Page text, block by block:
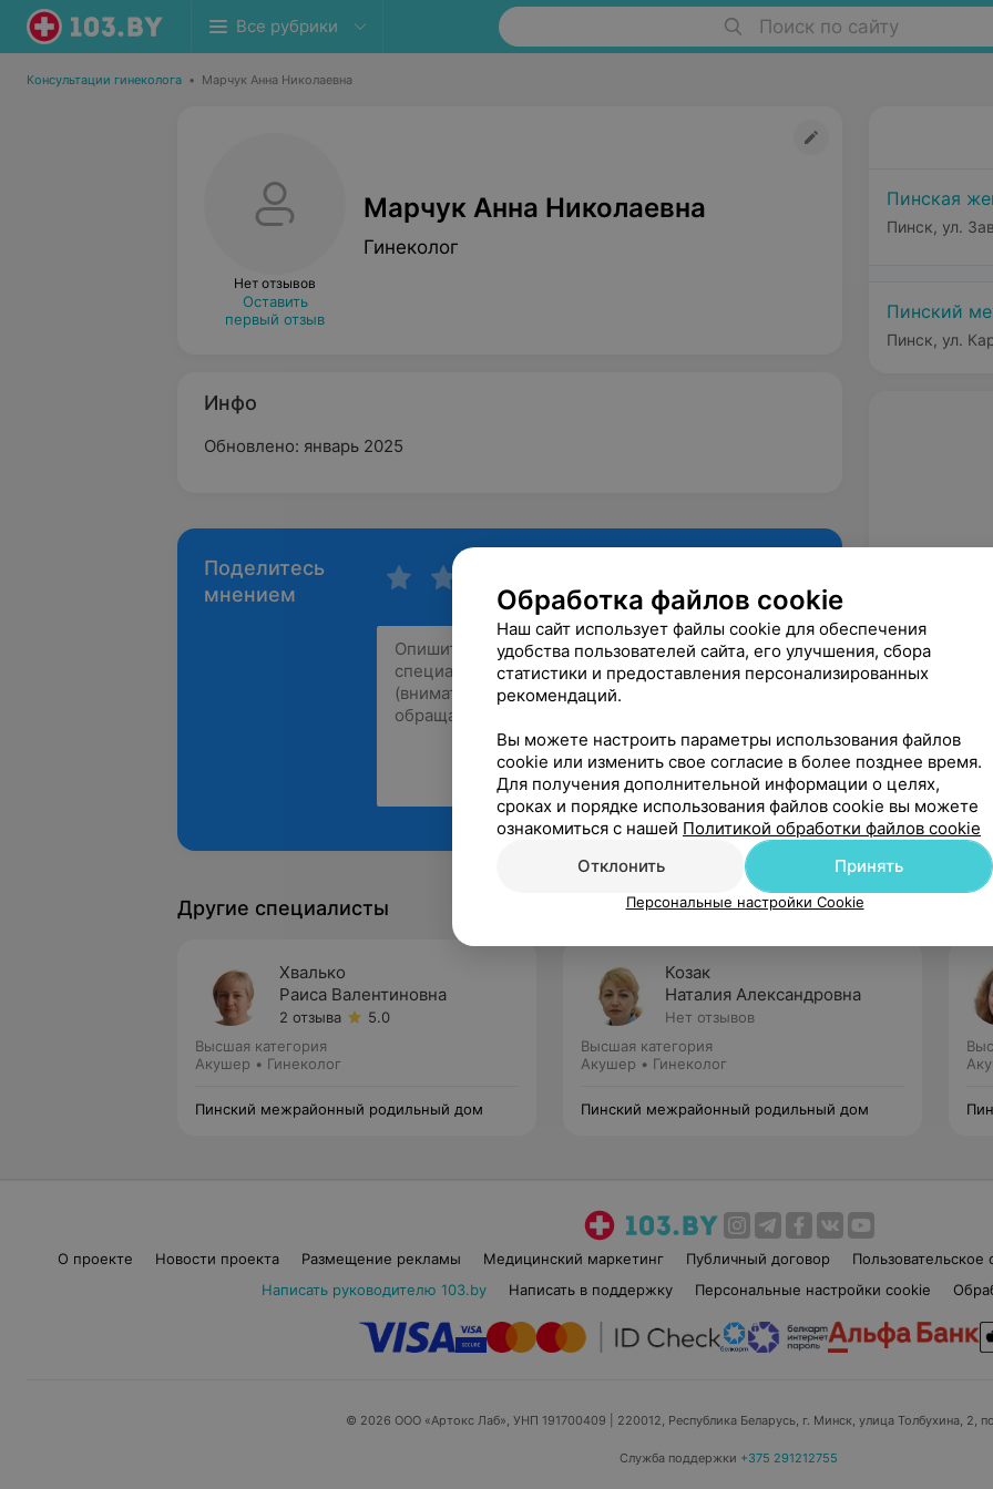
Все рубрики Поиск по сайту
Консультации гинеколога • Марчук Анна Николаевна
Нет отзывов
Оставить
первый отзыв
Марчук Анна Николаевна
Гинеколог
Инфо
Обновлено: январь 2025
Поделитесь
мнением
Рекомендую
Пинская
Пинск, ул.
Пинский
Пинск, ул.
Другие специалисты
Хвалько
Раиса Валентиновна
2 отзыва
5.0
Высшая категория
Акушер • Гинеколог
Пинский межрайонный родильный дом
Козак
Наталия Александровна
Нет отзывов
Высшая категория
Акушер • Гинеколог
Пинский межрайонный родильный дом
О проекте Новости проекта Размещение рекламы Медицинский маркетинг Публичный договор Пользовательское
Написать руководителю 103.by
Написать в поддержку Персональные настройки cookie
© 2026 ООО «Артокс Лаб», УНП 191700409 | 220012, Республика Беларусь, г. Минск, улица Толбухина, 2,
Служба поддержки +375 291212755
Обработка файлов cookie
Наш сайт использует файлы cookie для обеспечения
удобства пользователей сайта, его улучшения, сбора
статистики и предоставления персонализированных
рекомендаций.
Вы можете настроить параметры использования файлов
cookie или изменить свое согласие в более позднее время.
Для получения дополнительной информации о целях,
сроках и порядке использования файлов cookie вы можете
ознакомиться с нашей Политикой обработки файлов cookie
Отклонить
Принять
Персональные настройки Cookie